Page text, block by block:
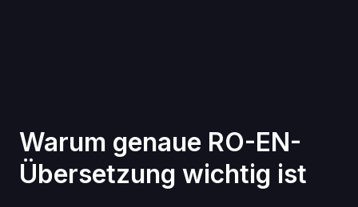
Warum genaue RO-EN-
Übersetzung wichtig ist